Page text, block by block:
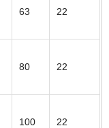
63 22
80 22
100 22